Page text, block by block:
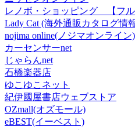
レノボ・ショッピング 【フル
Lady Cat (海外通販カタログ情
nojima online(ノジマオンライン)
カーセンサーnet
じゃらんnet
石橋楽器店
ゆこゆこネット
紀伊國屋書店ウェブストア
OZmall(オズモール)
eBEST(イーベスト)